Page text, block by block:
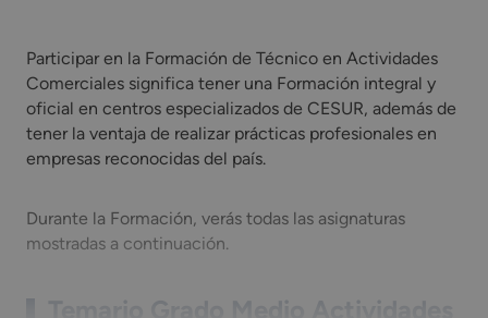
Participar en la Formación de Técnico en Actividades
Comerciales significa tener una Formación integral y
oficial en centros especializados de CESUR, además de
tener la ventaja de realizar prácticas profesionales en
empresas reconocidas del país.
Durante la Formación, verás todas las asignaturas
mostradas a continuación.